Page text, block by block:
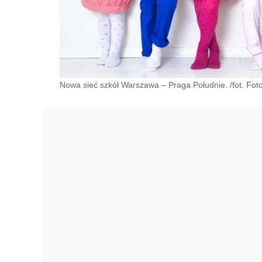
Nowa sieć szkół Warszawa – Praga Południe. /fot.